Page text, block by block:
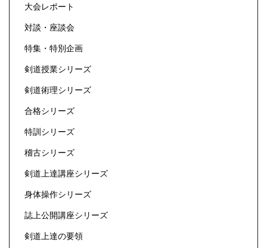
大会レポート
対談・座談会
特集・特別企画
剣道授業シリーズ
剣道術理シリーズ
合格シリーズ
特訓シリーズ
稽古シリーズ
剣道上達講座シリーズ
身体操作シリーズ
誌上公開講座シリーズ
剣道上達の要領